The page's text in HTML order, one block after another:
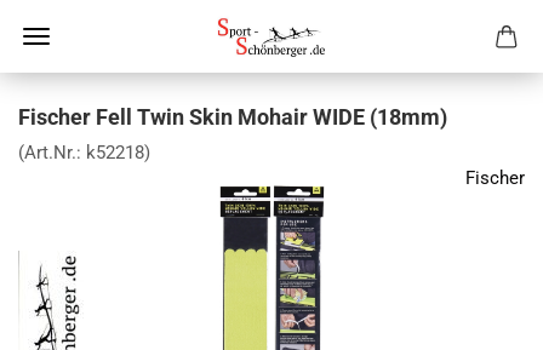
Fischer Fell Twin Skin Mohair WIDE (18mm)
(Art.Nr.: k52218)
Fischer